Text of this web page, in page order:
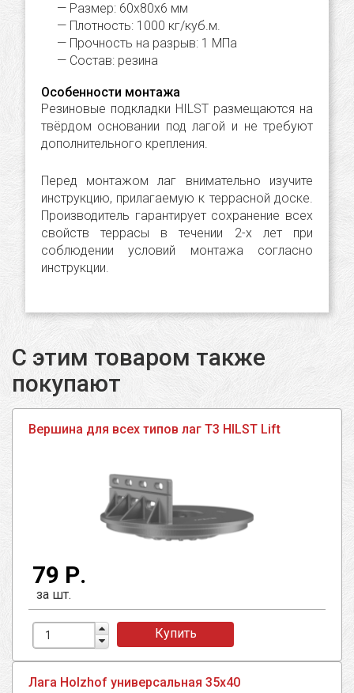
Размер: 60х80х6 мм
Плотность: 1000 кг/куб.м.
Прочность на разрыв: 1 МПа
Состав: резина
Особенности монтажа
Резиновые подкладки HILST размещаются на
твёрдом основании под лагой и не требуют
дополнительного крепления.
Перед монтажом лаг внимательно изучите
инструкцию, прилагаемую к террасной доске.
Производитель гарантирует сохранение всех
свойств террасы в течении 2-х лет при
соблюдении условий монтажа согласно
инструкции.
С этим товаром также
покупают
Вершина для всех типов лаг T3 HILST Lift
79 Р.
за шт.
Купить
Лага Holzhof универсальная 35х40